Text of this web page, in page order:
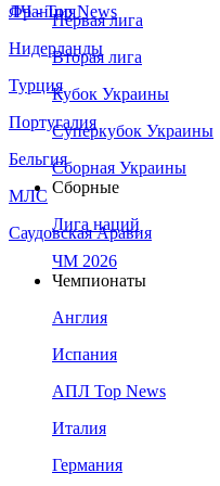
Франция
Нидерланды
Турция
Португалия
Бельгия
МЛС
Саудовская Аравия
ЛЧ - Top News
Первая лига
Вторая лига
Кубок Украины
Суперкубок Украины
Сборная Украины
Сборные
Лига наций
ЧМ 2026
Чемпионаты
Англия
Испания
АПЛ Top News
Италия
Германия